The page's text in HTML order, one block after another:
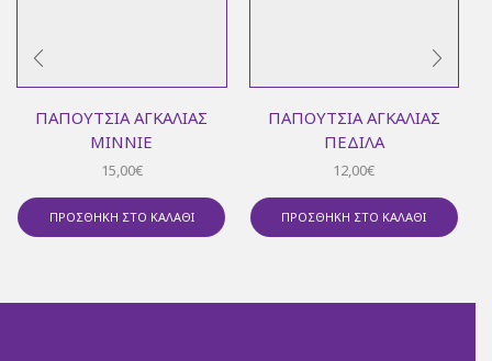
ΠΑΠΟΎΤΣΙΑ ΑΓΚΑΛΙΆΣ
MINNIE
15,00€
ΠΡΟΣΘΉΚΗ ΣΤΟ ΚΑΛΆΘΙ
ΠΑΠΟΎΤΣΙΑ ΑΓΚΑΛΙΆΣ
ΠΈΔΙΛΑ
12,00€
ΠΡΟΣΘΉΚΗ ΣΤΟ ΚΑΛΆΘΙ